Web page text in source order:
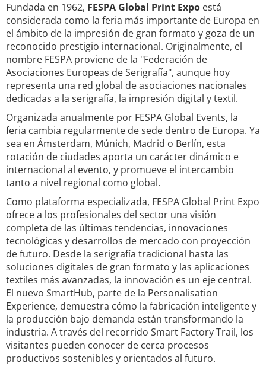
Fundada en 1962, FESPA Global Print Expo está
considerada como la feria más importante de Europa en
el ámbito de la impresión de gran formato y goza de un
reconocido prestigio internacional. Originalmente, el
nombre FESPA proviene de la "Federación de
Asociaciones Europeas de Serigrafía", aunque hoy
representa una red global de asociaciones nacionales
dedicadas a la serigrafía, la impresión digital y textil.
Organizada anualmente por FESPA Global Events, la
feria cambia regularmente de sede dentro de Europa. Ya
sea en Ámsterdam, Múnich, Madrid o Berlín, esta
rotación de ciudades aporta un carácter dinámico e
internacional al evento, y promueve el intercambio
tanto a nivel regional como global.
Como plataforma especializada, FESPA Global Print Expo
ofrece a los profesionales del sector una visión
completa de las últimas tendencias, innovaciones
tecnológicas y desarrollos de mercado con proyección
de futuro. Desde la serigrafía tradicional hasta las
soluciones digitales de gran formato y las aplicaciones
textiles más avanzadas, la innovación es un eje central.
El nuevo SmartHub, parte de la Personalisation
Experience, demuestra cómo la fabricación inteligente y
la producción bajo demanda están transformando la
industria. A través del recorrido Smart Factory Trail, los
visitantes pueden conocer de cerca procesos
productivos sostenibles y orientados al futuro.